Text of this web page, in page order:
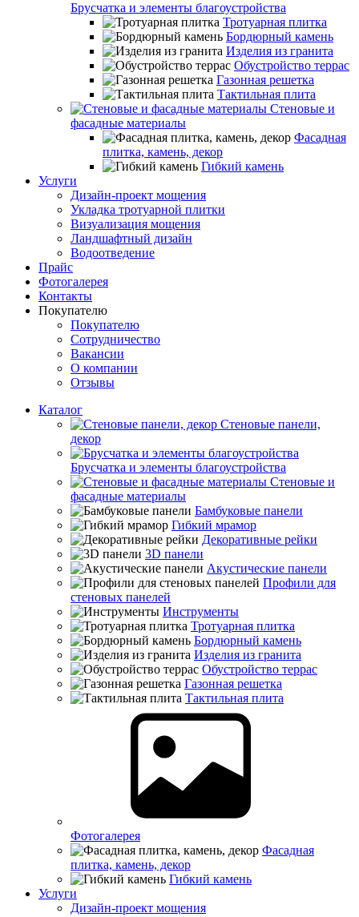
Брусчатка и элементы благоустройства
Тротуарная плитка
Бордюрный камень
Изделия из гранита
Обустройство террас
Газонная решетка
Тактильная плита
Стеновые и
фасадные материалы
Фасадная
плитка, камень, декор
Гибкий камень
Услуги
Дизайн-проект мощения
Укладка тротуарной плитки
Визуализация мощения
Ландшафтный дизайн
Водоотведение
Прайс
Фотогалерея
Контакты
Покупателю
Покупателю
Сотрудничество
Вакансии
О компании
Отзывы
Каталог
Стеновые панели,
декор
Брусчатка и элементы благоустройства
Стеновые и
фасадные материалы
Бамбуковые панели
Гибкий мрамор
Декоративные рейки
3D панели
Акустические панели
Профили для
стеновых панелей
Инструменты
Тротуарная плитка
Бордюрный камень
Изделия из гранита
Обустройство террас
Газонная решетка
Тактильная плита
Фотогалерея
Фасадная
плитка, камень, декор
Гибкий камень
Услуги
Дизайн-проект мощения